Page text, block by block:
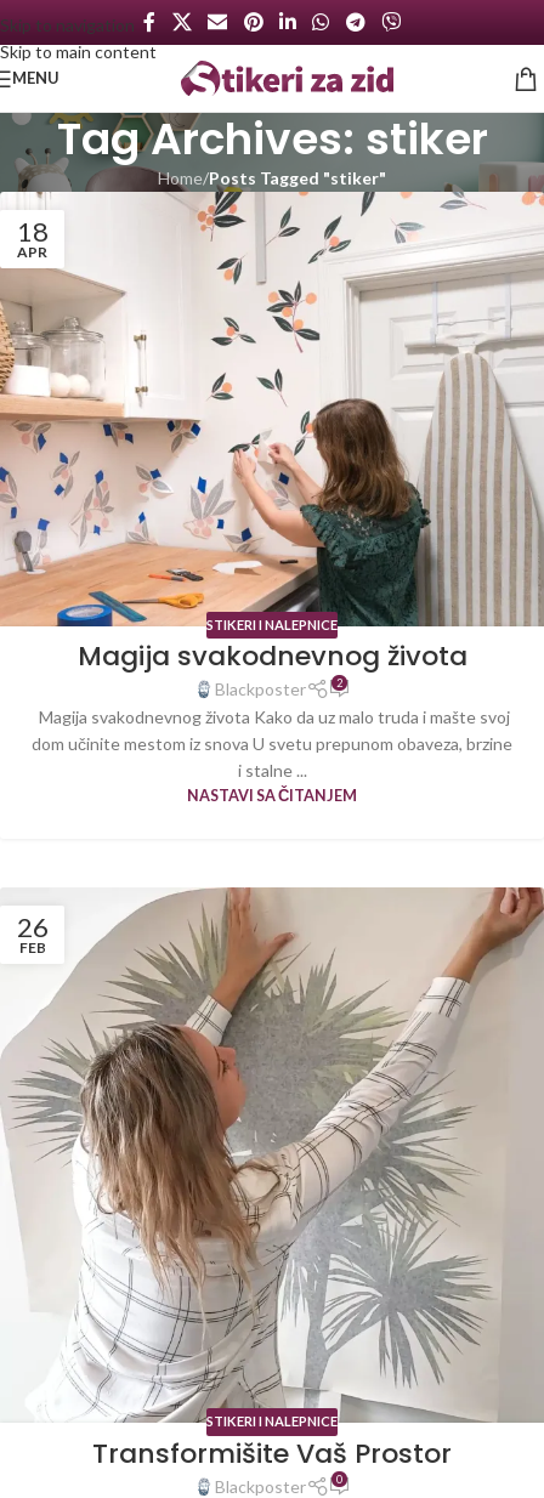
Skip to navigation
Skip to main content
MENU
Tag Archives: stiker
Home/Posts Tagged "stiker"
18
APR
STIKERI I NALEPNICE
Magija svakodnevnog života
Blackposter 2
Magija svakodnevnog života Kako da uz malo truda i mašte svoj
dom učinite mestom iz snova U svetu prepunom obaveza, brzine
i stalne ...
NASTAVI SA ČITANJEM
26
FEB
STIKERI I NALEPNICE
Transformišite Vaš Prostor
Blackposter 0